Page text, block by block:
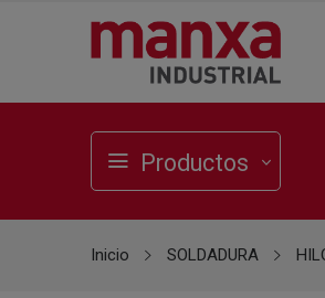
Productos
Inicio SOLDADURA